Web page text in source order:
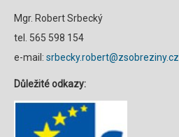
Mgr. Robert Srbecký
tel. 565 598 154
e-mail: srbecky.robert@zsobreziny.cz
Důležité odkazy: